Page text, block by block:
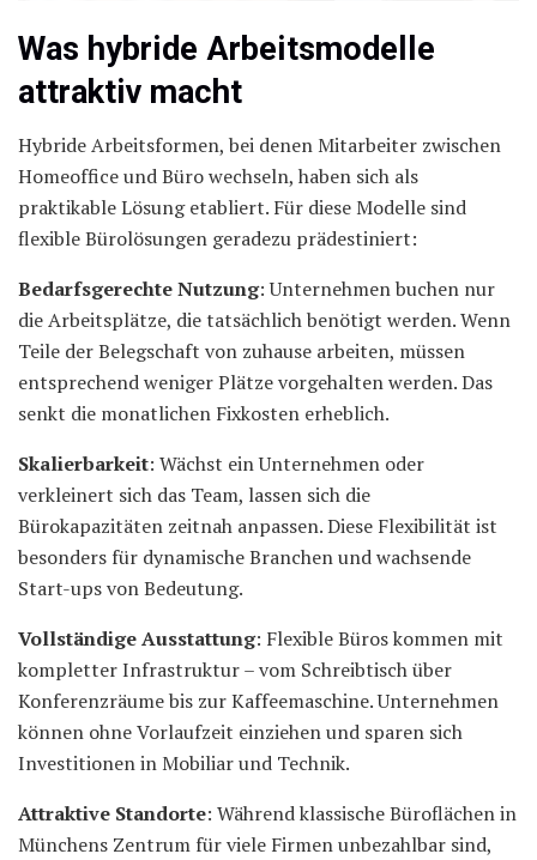
Was hybride Arbeitsmodelle
attraktiv macht
Hybride Arbeitsformen, bei denen Mitarbeiter zwischen
Homeoffice und Büro wechseln, haben sich als
praktikable Lösung etabliert. Für diese Modelle sind
flexible Bürolösungen geradezu prädestiniert:
Bedarfsgerechte Nutzung: Unternehmen buchen nur
die Arbeitsplätze, die tatsächlich benötigt werden. Wenn
Teile der Belegschaft von zuhause arbeiten, müssen
entsprechend weniger Plätze vorgehalten werden. Das
senkt die monatlichen Fixkosten erheblich.
Skalierbarkeit: Wächst ein Unternehmen oder
verkleinert sich das Team, lassen sich die
Bürokapazitäten zeitnah anpassen. Diese Flexibilität ist
besonders für dynamische Branchen und wachsende
Start-ups von Bedeutung.
Vollständige Ausstattung: Flexible Büros kommen mit
kompletter Infrastruktur – vom Schreibtisch über
Konferenzräume bis zur Kaffeemaschine. Unternehmen
können ohne Vorlaufzeit einziehen und sparen sich
Investitionen in Mobiliar und Technik.
Attraktive Standorte: Während klassische Büroflächen in
Münchens Zentrum für viele Firmen unbezahlbar sind,